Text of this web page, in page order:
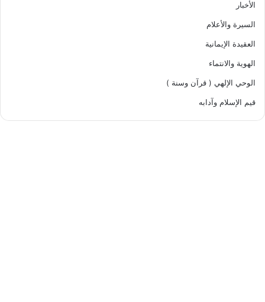
الأخبار
السيرة والأعلام
العقيدة الإيمانية
الهوية والانتماء
الوحي الإلهي ( قرآن وسنة )
قيم الإسلام وآدابه